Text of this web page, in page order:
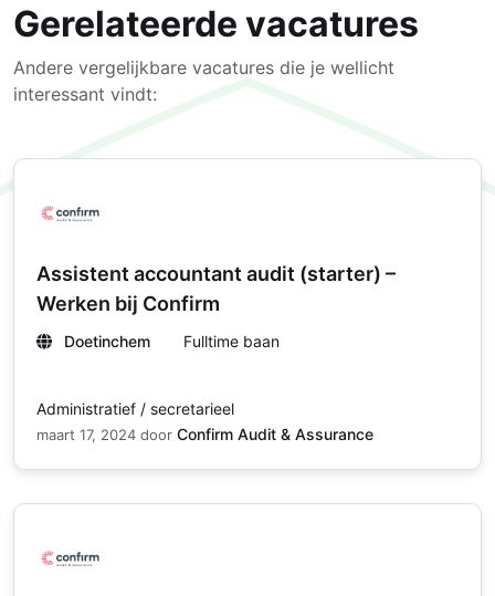
Gerelateerde vacatures
Andere vergelijkbare vacatures die je wellicht
interessant vindt:
Assistent accountant audit (starter) –
Werken bij Confirm
Doetinchem Fulltime baan
Administratief / secretarieel
maart 17, 2024 door Confirm Audit & Assurance